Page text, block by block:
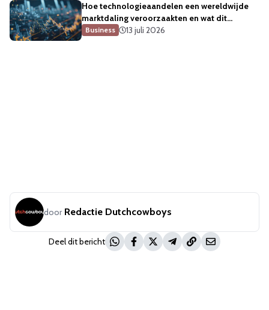
Hoe technologieaandelen een wereldwijde
marktdaling veroorzaakten en wat dit
betekent voor de sector
Business 13 juli 2026
door Redactie Dutchcowboys
Deel dit bericht